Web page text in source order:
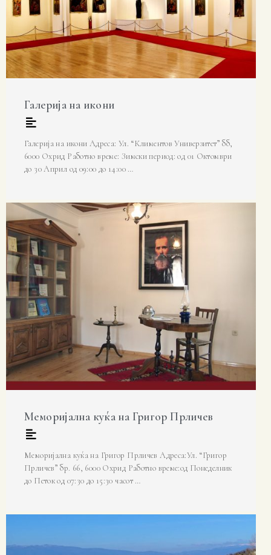
Галерија на икони
Галерија на икони Адреса: Ул. “Климентов Универзитет” бб,
6000 Охрид Работно време: Зимски период: од 01 Октомври
до 30 Април од 09:00 до 14:00 …
Меморијална куќа на Григор Прличев
Меморијална куќа на Григор Прличев Адреса:Ул. “Григор
Прличев” бр. 66, 6000 Охрид Работно време:од Понеделник
до Петок од 07:30 до 15:30 часот …